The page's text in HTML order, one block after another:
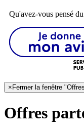
Qu'avez-vous pensé
× Fermer la fenêtre
Offres